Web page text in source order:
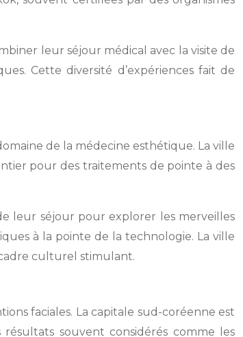
leur séjour médical avec la visite de
Cette diversité d’expériences fait de
de la médecine esthétique. La ville
pour des traitements de pointe à des
leur séjour pour explorer les merveilles
à la pointe de la technologie. La ville
culturel stimulant.
faciales. La capitale sud-coréenne est
souvent considérés comme les